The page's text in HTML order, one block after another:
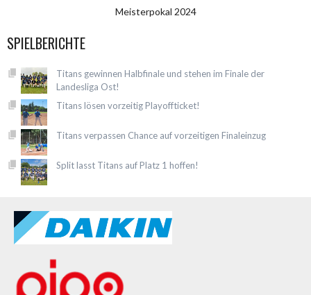
Meisterpokal 2024
SPIELBERICHTE
Titans gewinnen Halbfinale und stehen im Finale der
Landesliga Ost!
Titans lösen vorzeitig Playoffticket!
Titans verpassen Chance auf vorzeitigen Finaleinzug
Split lasst Titans auf Platz 1 hoffen!